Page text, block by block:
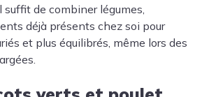
de combiner légumes,
déjà présents chez soi pour
et plus équilibrés, même lors des